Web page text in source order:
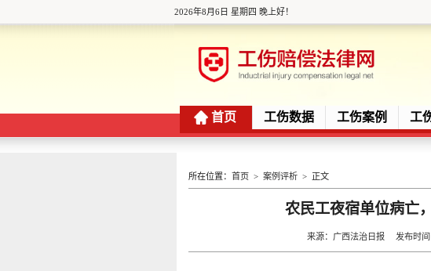
2026年8月6日 星期四 晚上好！
首页 工伤数据 工伤案例 工
所在位置： 首页> 案例评析> 正文
农民工夜宿单位病亡
来源：广西法治日报 发布时间